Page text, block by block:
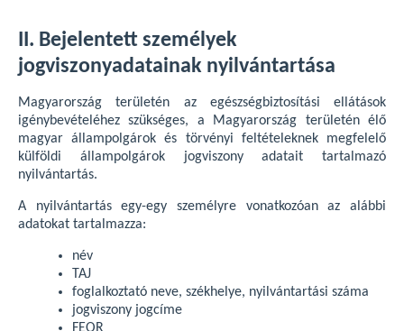
II. Bejelentett személyek
jogviszonyadatainak nyilvántartása
Magyarország területén az egészségbiztosítási ellátások
igénybevételéhez szükséges, a Magyarország területén élő
magyar állampolgárok és törvényi feltételeknek megfelelő
külföldi állampolgárok jogviszony adatait tartalmazó
nyilvántartás.
A nyilvántartás egy-egy személyre vonatkozóan az alábbi
adatokat tartalmazza:
név
TAJ
foglalkoztató neve, székhelye, nyilvántartási száma
jogviszony jogcíme